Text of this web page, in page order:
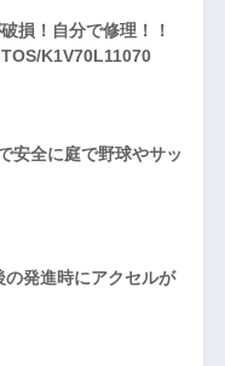
損！自分で修理！！
K1V70L11070
安全に庭で野球やサッ
の発進時にアクセルが